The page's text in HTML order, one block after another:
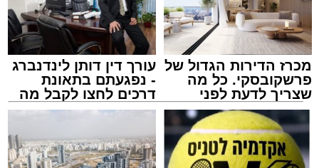
מכרז הדירות הגדול של
פרשקובסקי. כל מה
שצריך לדעת לפני
שמגישים הצעה לדירה
באשדוד
עורך דין דותן לינדנברג
- נפגעתם בתאונת
דרכים לחצו לקבל מה
שמגיע לכם